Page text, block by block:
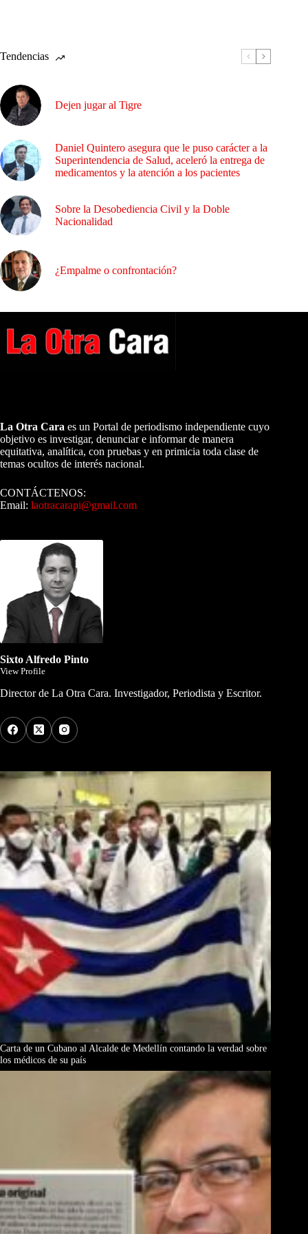
Tendencias
Dejen jugar al Tigre
Daniel Quintero asegura que le puso carácter a la
Superintendencia de Salud, aceleró la entrega de
medicamentos y la atención a los pacientes
Sobre la Desobediencia Civil y la Doble
Nacionalidad
¿Empalme o confrontación?
La Otra Cara es un Portal de periodismo independiente cuyo
objetivo es investigar, denunciar e informar de manera
equitativa, analítica, con pruebas y en primicia toda clase de
temas ocultos de interés nacional.
CONTÁCTENOS:
Email: laotracarapi@gmail.com
Sixto Alfredo Pinto
View Profile
Director de La Otra Cara. Investigador, Periodista y Escritor.
Carta de un Cubano al Alcalde de Medellín contando la verdad sobre
los médicos de su país